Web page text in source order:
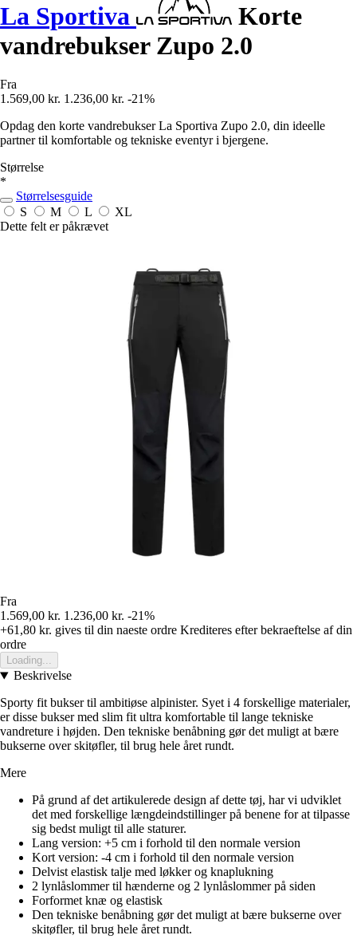
La Sportiva
Korte
vandrebukser Zupo 2.0
Fra
1.569,00 kr. 1.236,00 kr. -21%
Opdag den korte vandrebukser La Sportiva Zupo 2.0, din ideelle
partner til komfortable og tekniske eventyr i bjergene.
Størrelse
*
Størrelsesguide
S
M L
XL
Dette felt er påkrævet
Fra
1.569,00 kr. 1.236,00 kr. -21%
+61,80 kr. gives til din naeste ordre Krediteres efter bekraeftelse af din
ordre
Loading...
Beskrivelse
Sporty fit bukser til ambitiøse alpinister. Syet i 4 forskellige materialer,
er disse bukser med slim fit ultra komfortable til lange tekniske
vandreture i højden. Den tekniske benåbning gør det muligt at bære
bukserne over skitøfler, til brug hele året rundt.
Mere
På grund af det artikulerede design af dette tøj, har vi udviklet
det med forskellige længdeindstillinger på benene for at tilpasse
sig bedst muligt til alle staturer.
Lang version: +5 cm i forhold til den normale version
Kort version: -4 cm i forhold til den normale version
Delvist elastisk talje med løkker og knaplukning
2 lynlåslommer til hænderne og 2 lynlåslommer på siden
Forformet knæ og elastisk
Den tekniske benåbning gør det muligt at bære bukserne over
skitøfler, til brug hele året rundt.